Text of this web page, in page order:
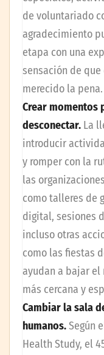
de voluntariado
agradecimiento
etapa con una
sensación de
merecido la pena.
Crear momentos
desconectar. La
introducir
y romper con la
las
como talleres de
digital, sesiones
incluso otras
como las fiestas
ayudan a bajar el
más cercana y
Cambiar la sala
humanos.Según
Health Study, el